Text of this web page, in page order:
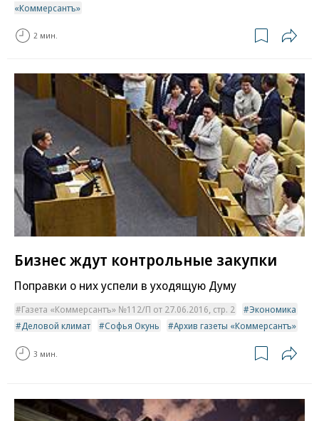
«Коммерсантъ»
2 мин.
Бизнес ждут контрольные закупки
Поправки о них успели в уходящую Думу
Газета «Коммерсантъ» №112/П от 27.06.2016, стр. 2
Экономика
Деловой климат
Софья Окунь Архив газеты «Коммерсантъ»
3 мин.